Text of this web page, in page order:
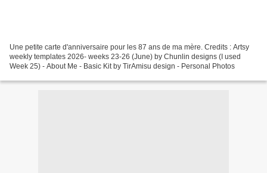
Une petite carte d'anniversaire pour les 87 ans de ma mère. Credits : Artsy
weekly templates 2026- weeks 23-26 (June) by Chunlin designs (I used
Week 25) - About Me - Basic Kit by TirAmisu design - Personal Photos